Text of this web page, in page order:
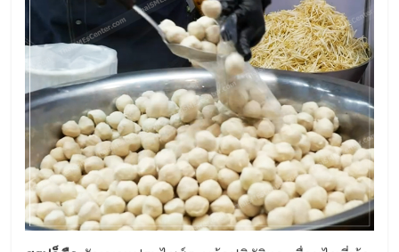
แฟ
รน
ไชส์"
"ศูนย์
รวม
ข้อมูล
ธุรกิจ